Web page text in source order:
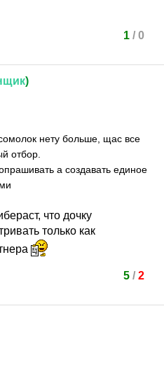
1/ 0
)
нету больше, щас все
отбор.
а создавать единое
что дочку
только как
5/ 2